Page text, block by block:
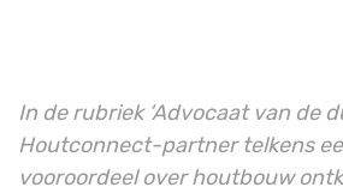
In de rubriek ‘Advocaat van de
Houtconnect-partner telkens
vooroordeel over houtbouw